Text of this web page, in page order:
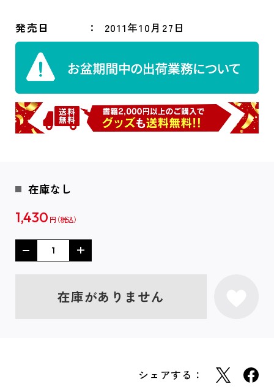
発売日 2011年10月27日
在庫なし
1,430 円
在庫がありません
シェアする：